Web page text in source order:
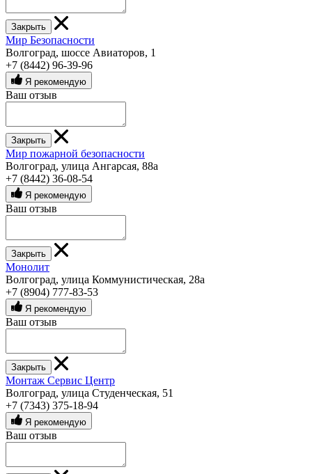
Закрыть
Мир Безопасности
Волгоград, шоссе Авиаторов, 1
+7 (8442) 96-39-96
Я рекомендую
Ваш отзыв
Закрыть
Мир пожарной безопасности
Волгоград, улица Ангарсая, 88а
+7 (8442) 36-08-54
Я рекомендую
Ваш отзыв
Закрыть
Монолит
Волгоград, улица Коммунистическая, 28а
+7 (8904) 777-83-53
Я рекомендую
Ваш отзыв
Закрыть
Монтаж Сервис Центр
Волгоград, улица Студенческая, 51
+7 (7343) 375-18-94
Я рекомендую
Ваш отзыв